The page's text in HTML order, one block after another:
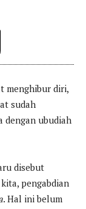
menghibur diri,
sudah
dengan ubudiah
disebut
pengabdian
. Hal ini belum